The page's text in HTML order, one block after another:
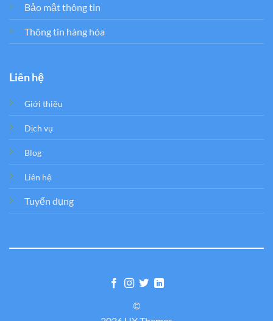
Bảo mật thông tin
Thông tin hàng hóa
Liên hệ
Giới thiệu
Dịch vụ
Blog
Liên hệ
Tuyển dụng
©